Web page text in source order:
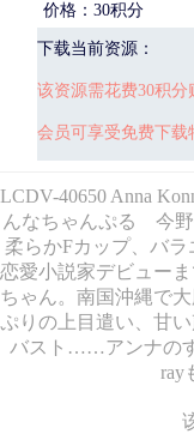
价格：30积分
下载当前资源：
该资源需花费30积分
会员可享受免费下载
LCDV-40650 Anna
んなちゃんぷる 今
柔らかFカップ、バ
恋愛小説家デビュー
ちゃん。南国沖縄で
ぷりの上目遣い、甘
バスト……アンナの
ray